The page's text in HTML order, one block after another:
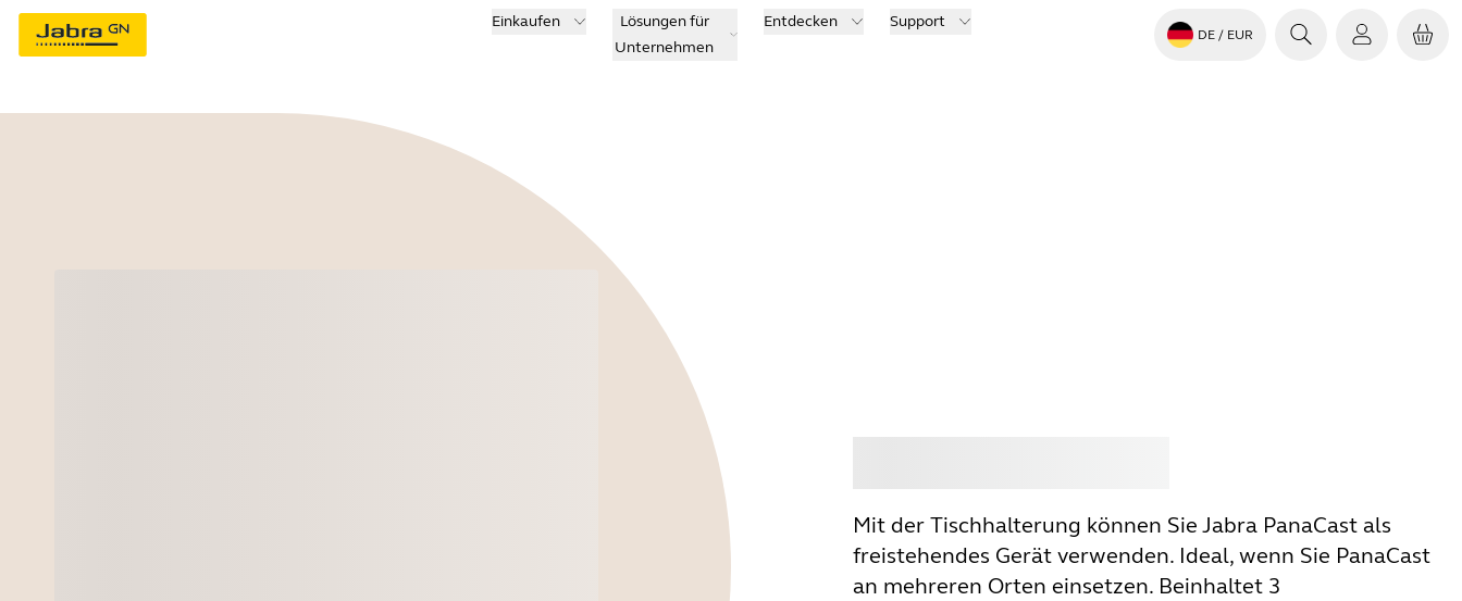
Einkaufen
Lösungen für
Unternehmen
Entdecken Support
DE / EUR
Mit der Tischhalterung können Sie Jabra PanaCast als
freistehendes Gerät verwenden. Ideal, wenn Sie PanaCast
an mehreren Orten einsetzen. Beinhaltet 3